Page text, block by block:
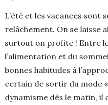
L’été et les vacances sont
relâchement. On se laisse
surtout on profite ! Entre
l’alimentation et du
bonnes habitudes à
certain de sortir du mode
dynamisme dès le matin,